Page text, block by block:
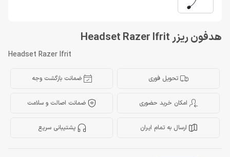
هدفون ریزر Headset Razer Ifrit
Headset Razer Ifrit
تحویل فوری ضمانت بازگشت وجه
امکان خرید حضوری ضمانت اصالت و سلامت
ارسال به تمام ایران پشتیبانی سریع